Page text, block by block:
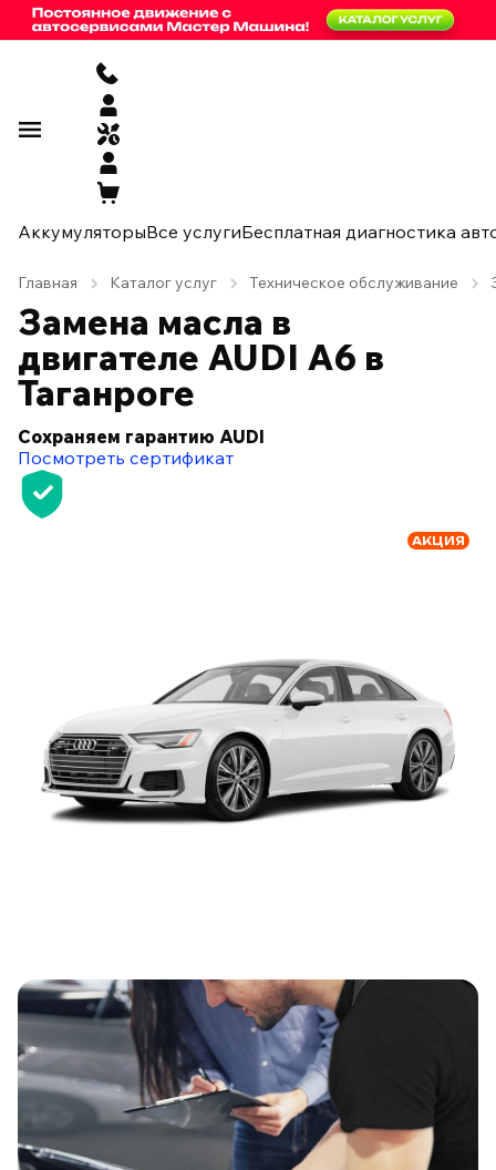
АккумуляторыВсе услугиБесплатная диагностика
Главная Каталог услуг Техническое обслуживание
Замена масла в
двигателе AUDI A6 в
Таганроге
Сохраняем гарантию AUDI
Посмотреть сертификат
АКЦИЯ